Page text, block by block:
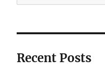
Recent Posts